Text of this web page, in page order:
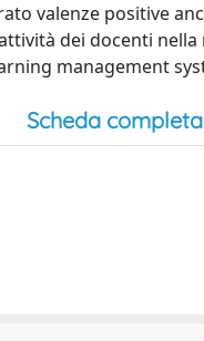
valenze positive
dei docenti
management
Scheda